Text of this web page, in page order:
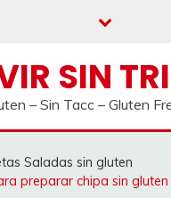
SIN
– Sin Tacc – Gluten
Saladas sin gluten
preparar chipa sin gluten